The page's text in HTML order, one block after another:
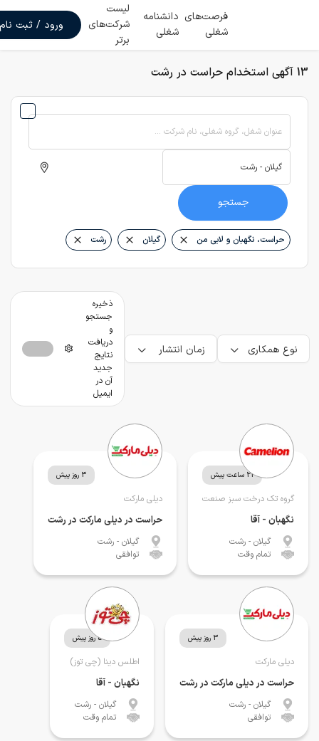
فرصت‌های
شغلی
دانشنامه
شغلی
لیست
شرکت‌های
برتر
ورود / ثبت نام
13 آگهی استخدام حراست در رشت
عنوان شغل، گروه شغلی، نام شرکت ...
جستجو
حراست، نگهبان و لابی من گیلان رشت
نوع همکاری زمان انتشار
ذخیره
جستجو
و
دریافت
نتایج
جدید
آن در
ایمیل
21 ساعت پیش
گروه تک درخت سبز صنعت
نگهبان - آقا
گیلان - رشت
تمام وقت
3 روز پیش
دیلی مارکت
حراست در دیلی مارکت در رشت
گیلان - رشت
توافقی
3 روز پیش
دیلی مارکت
حراست در دیلی مارکت در رشت
گیلان - رشت
توافقی
5 روز پیش
اطلس دینا (چی توز)
نگهبان - آقا
گیلان - رشت
تمام وقت